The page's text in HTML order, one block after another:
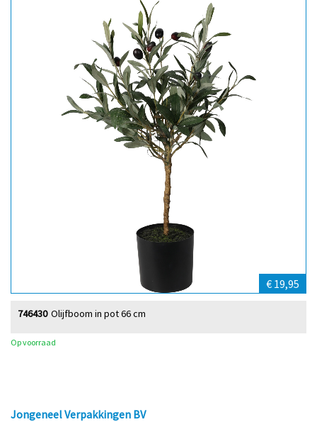
€ 19,95
Olijfboom in pot 66 cm
746430
Op voorraad
Jongeneel Verpakkingen BV